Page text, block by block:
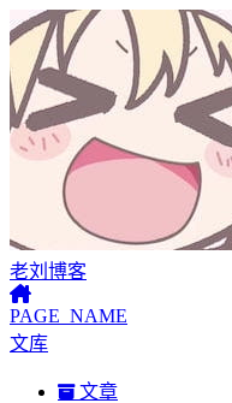
老刘博客
PAGE_NAME
文库
文章